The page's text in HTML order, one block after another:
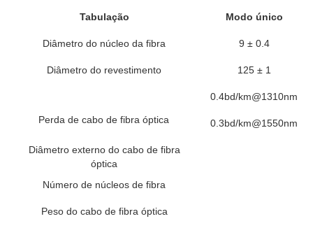
Tabulação Modo único
Diâmetro do núcleo da fibra 9 ± 0.4
Diâmetro do revestimento 125 ± 1
Perda de cabo de fibra óptica
0.4bd/km@1310nm
0.3bd/km@1550nm
Diâmetro externo do cabo de fibra
óptica
Número de núcleos de fibra
Peso do cabo de fibra óptica